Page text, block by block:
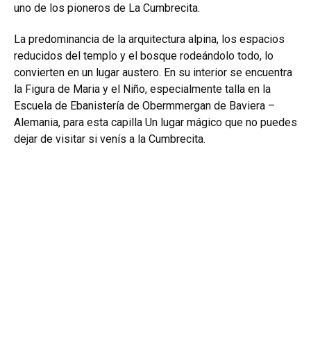
uno de los pioneros de La Cumbrecita.
La predominancia de la arquitectura alpina, los espacios
reducidos del templo y el bosque rodeándolo todo, lo
convierten en un lugar austero. En su interior se encuentra
la Figura de Maria y el Niño, especialmente talla en la
Escuela de Ebanistería de Obermmergan de Baviera –
Alemania, para esta capilla Un lugar mágico que no puedes
dejar de visitar si venís a la Cumbrecita.